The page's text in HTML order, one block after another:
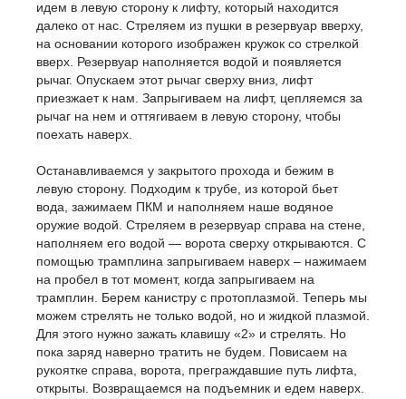
идем в левую сторону к лифту, который находится
далеко от нас. Стреляем из пушки в резервуар вверху,
на основании которого изображен кружок со стрелкой
вверх. Резервуар наполняется водой и появляется
рычаг. Опускаем этот рычаг сверху вниз, лифт
приезжает к нам. Запрыгиваем на лифт, цепляемся за
рычаг на нем и оттягиваем в левую сторону, чтобы
поехать наверх.
Останавливаемся у закрытого прохода и бежим в
левую сторону. Подходим к трубе, из которой бьет
вода, зажимаем ПКМ и наполняем наше водяное
оружие водой. Стреляем в резервуар справа на стене,
наполняем его водой — ворота сверху открываются. С
помощью трамплина запрыгиваем наверх – нажимаем
на пробел в тот момент, когда запрыгиваем на
трамплин. Берем канистру с протоплазмой. Теперь мы
можем стрелять не только водой, но и жидкой плазмой.
Для этого нужно зажать клавишу «2» и стрелять. Но
пока заряд наверно тратить не будем. Повисаем на
рукоятке справа, ворота, преграждавшие путь лифта,
открыты. Возвращаемся на подъемник и едем наверх.